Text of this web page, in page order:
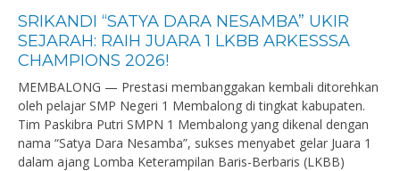
SRIKANDI “SATYA DARA NESAMBA” UKIR
SEJARAH: RAIH JUARA 1 LKBB ARKESSSA
CHAMPIONS 2026!
MEMBALONG — Prestasi membanggakan kembali ditorehkan
oleh pelajar SMP Negeri 1 Membalong di tingkat kabupaten.
Tim Paskibra Putri SMPN 1 Membalong yang dikenal dengan
nama “Satya Dara Nesamba”, sukses menyabet gelar Juara 1
dalam ajang Lomba Keterampilan Baris-Berbaris (LKBB)